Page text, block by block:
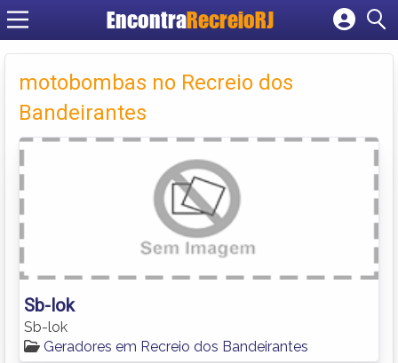
EncontraRecreioRJ
Cadastrar empresa
Criar conta
motobombas no Recreio dos
Bandeirantes
Sb-lok
Sb-lok
Geradores em Recreio dos Bandeirantes